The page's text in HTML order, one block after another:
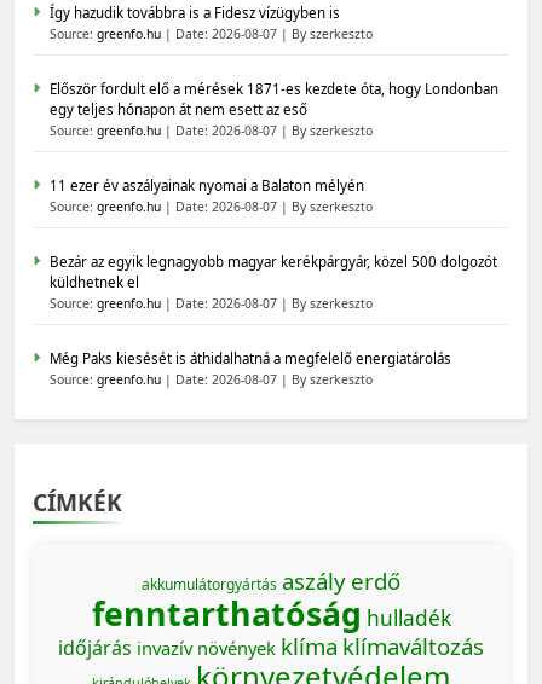
Így hazudik továbbra is a Fidesz vízügyben is
Source: greenfo.hu Date: 2026-08-07 By szerkeszto
Először fordult elő a mérések 1871-es kezdete óta, hogy Londonban
egy teljes hónapon át nem esett az eső
Source: greenfo.hu Date: 2026-08-07 By szerkeszto
11 ezer év aszályainak nyomai a Balaton mélyén
Source: greenfo.hu Date: 2026-08-07 By szerkeszto
Bezár az egyik legnagyobb magyar kerékpárgyár, közel 500 dolgozót
küldhetnek el
Source: greenfo.hu Date: 2026-08-07 By szerkeszto
Még Paks kiesését is áthidalhatná a megfelelő energiatárolás
Source: greenfo.hu Date: 2026-08-07 By szerkeszto
CÍMKÉK
akkumulátorgyártás aszály erdő
fenntarthatóság hulladék
időjárás invazív növények klíma klímaváltozás
környezetvédelem